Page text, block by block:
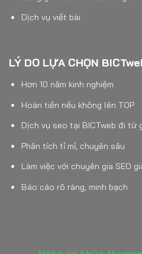
Dịch vụ viết bài
LÝ DO LỰA CHỌN
Hơn 10 năm kinh nghiệm
Hoàn tiền nếu không lên TOP
Dịch vụ seo tại BICTweb đi từ
Phân tích tỉ mỉ, chuyên sâu
Làm việc với chuyên gia SEO
Báo cáo rõ ràng, minh bạch